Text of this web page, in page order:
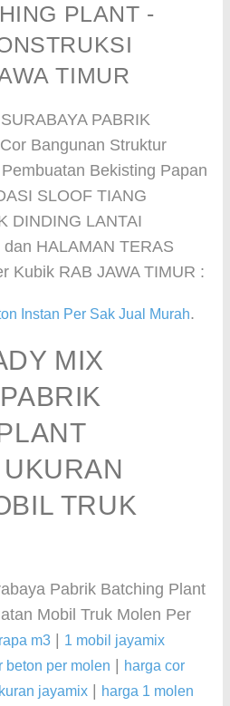
PLANT -
TIMUR
PABRIK
Bangunan Struktur
Bekisting Papan
SLOOF TIANG
DINDING LANTAI
HALAMAN TERAS
Kubik RAB JAWA TIMUR :
Instan Per Sak Jual Murah.
MIX
TRUK
Pabrik Batching Plant
Mobil Truk Molen Per
m3
1 mobil jayamix
beton per molen
harga cor
jayamix
harga 1 molen